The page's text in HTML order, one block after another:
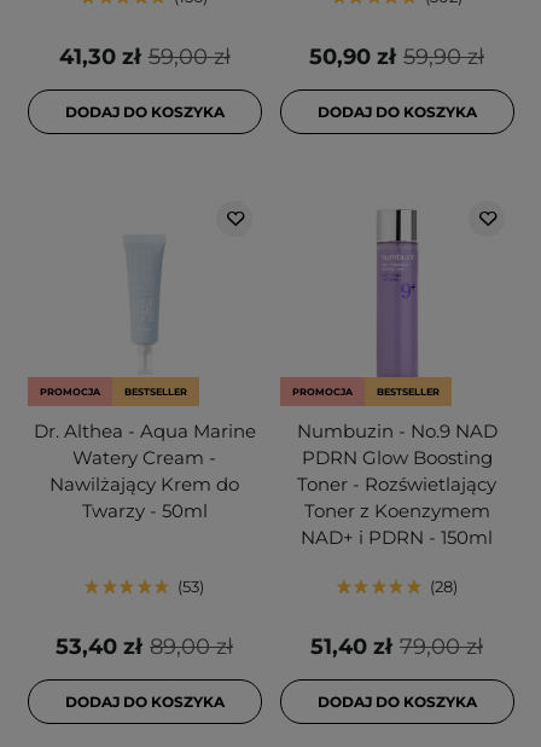
59,00 zł
41,30 zł
DODAJ DO KOSZYKA
59,90 zł
50,90 zł
DODAJ DO KOSZYKA
PROMOCJA BESTSELLER
Dr. Althea - Aqua Marine
Watery Cream -
Nawilżający Krem do
Twarzy - 50ml
53
89,00 zł
53,40 zł
DODAJ DO KOSZYKA
PROMOCJA BESTSELLER
Numbuzin - No.9 NAD
PDRN Glow Boosting
Toner - Rozświetlający
Toner z Koenzymem
NAD+ i PDRN - 150ml
28
79,00 zł
51,40 zł
DODAJ DO KOSZYKA